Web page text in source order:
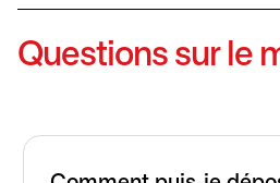
Questions sur le